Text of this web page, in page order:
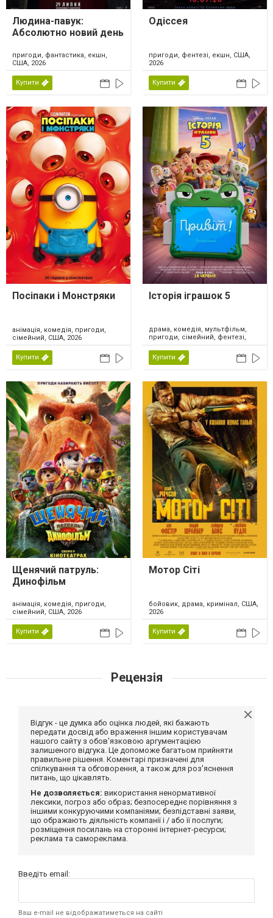
Людина-павук:
Абсолютно новий день
пригоди, фантастика, екшн,
США, 2026
Купити
Одіссея
пригоди, фентезі, екшн, США,
2026
Купити
Посіпаки і Монстряки
анімація, комедія, пригоди,
сімейний, США, 2026
Купити
Історія іграшок 5
драма, комедія, мультфільм,
пригоди, сімейний, фентезі,
США, 2026
Купити
Щенячий патруль:
Динофільм
анімація, комедія, пригоди,
сімейний, США, 2026
Купити
Мотор Сіті
бойовик, драма, кримінал, США,
2026
Купити
Рецензія
Відгук - це думка або оцінка людей, які бажають
передати досвід або враження іншим користувачам
нашого сайту з обов'язковою аргументацією
залишеного відгука. Це допоможе багатьом прийняти
правильне рішення. Коментарі призначені для
спілкування та обговорення, а також для роз'яснення
питань, що цікавлять.
Не дозволяється: використання ненормативної
лексики, погроз або образ; безпосереднє порівняння з
іншими конкуруючими компаніями; безпідставні заяви,
що ображають діяльність компанії і / або її послуги;
розміщення посилань на сторонні інтернет-ресурси;
реклама та самореклама.
Введіть email:
Ваш e-mail не відображатиметься на сайті